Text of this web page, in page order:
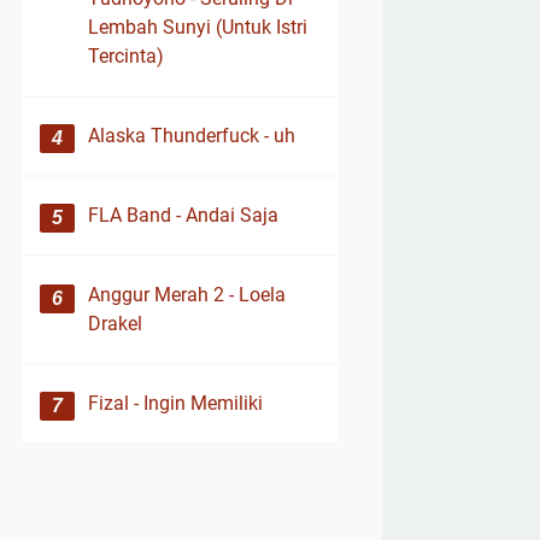
Lembah Sunyi (Untuk Istri
Tercinta)
Alaska Thunderfuck - uh
FLA Band - Andai Saja
Anggur Merah 2 - Loela
Drakel
Fizal - Ingin Memiliki